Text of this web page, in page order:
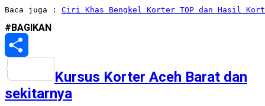
Baca juga : Ciri Khas Bengkel Korter TOP dan Hasil
#BAGIKAN
Kursus Korter Aceh Barat dan
sekitarnya